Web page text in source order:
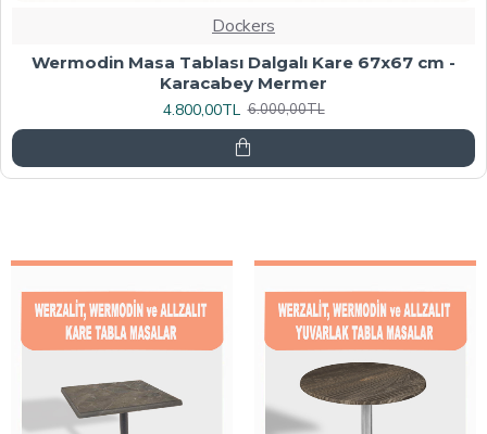
Dockers
Werzalit, Allzalit veya Wermodin Masa Tablası
70X120 - Afyon Mermer
6.080,00TL 7.600,00TL